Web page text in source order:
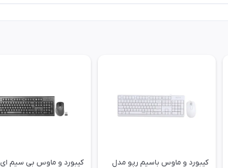
کیبورد و ماوس باسیم رپو مدل
کیبورد و ماوس بی سیم ای